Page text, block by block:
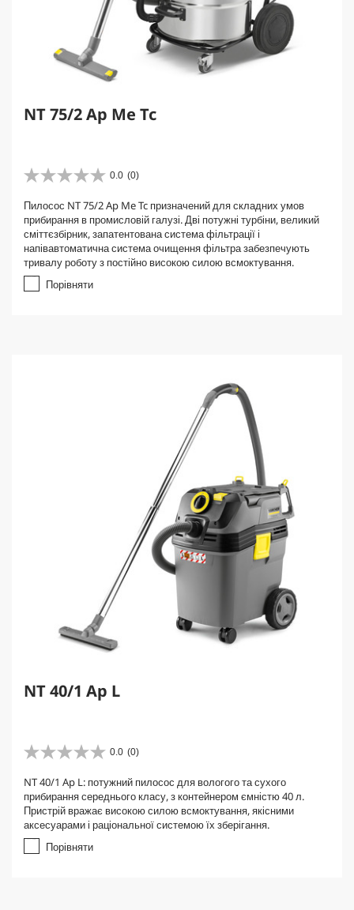
NT 75/2 Ap Me Tc
0.0 (0)
0
0
з
5
з
і
о
Пилосос NT 75/2 Ap Me Tc призначений для складних умов
прибирання в промисловій галузі. Дві потужні турбіни, великий
сміттєзбірник, запатентована система фільтрації і
напівавтоматична система очищення фільтра забезпечують
тривалу роботу з постійно високою силою всмоктування.
Порівняти
NT 40/1 Ap L
0.0 (0)
0
0
з
5
з
р
NT 40/1 Ap L: потужний пилосос для вологого та сухого
прибирання середнього класу, з контейнером ємністю 40 л.
Пристрій вражає високою силою всмоктування, якісними
аксесуарами і раціональної системою їх зберігання.
Порівняти